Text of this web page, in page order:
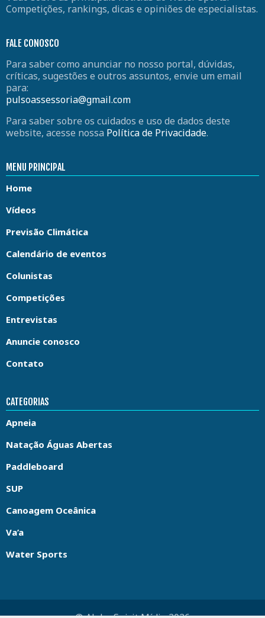
Competições, rankings, dicas e opiniões de especialistas.
FALE CONOSCO
Para saber como anunciar no nosso portal, dúvidas,
críticas, sugestões e outros assuntos, envie um email
para:
pulsoassessoria@gmail.com
Para saber sobre os cuidados e uso de dados deste
website, acesse nossa Política de Privacidade.
MENU PRINCIPAL
Home
Vídeos
Previsão Climática
Calendário de eventos
Colunistas
Competições
Entrevistas
Anuncie conosco
Contato
CATEGORIAS
Apneia
Natação Águas Abertas
Paddleboard
SUP
Canoagem Oceânica
Va’a
Water Sports